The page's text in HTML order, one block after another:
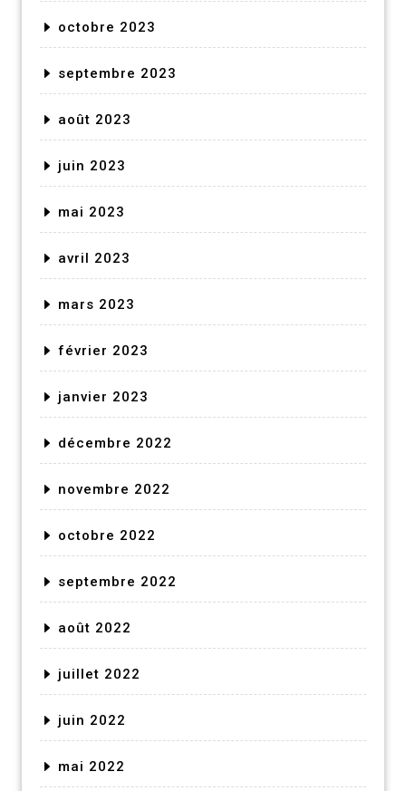
octobre 2023
septembre 2023
août 2023
juin 2023
mai 2023
avril 2023
mars 2023
février 2023
janvier 2023
décembre 2022
novembre 2022
octobre 2022
septembre 2022
août 2022
juillet 2022
juin 2022
mai 2022